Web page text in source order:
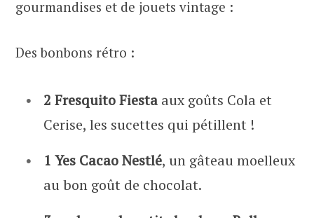
gourmandises et de jouets vintage :
Des bonbons rétro :
2 Fresquito Fiesta aux goûts Cola et
Cerise, les sucettes qui pétillent !
1 Yes Cacao Nestlé, un gâteau moelleux
au bon goût de chocolat.